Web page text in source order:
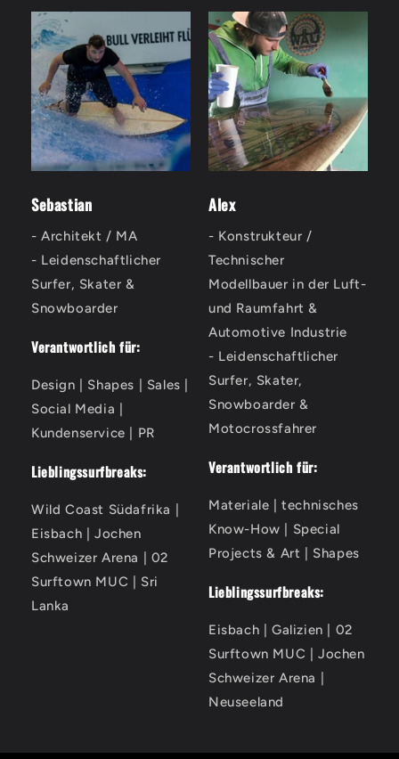
Sebastian
- Architekt / MA
- Leidenschaftlicher
Surfer, Skater &
Snowboarder
Verantwortlich für:
Design | Shapes | Sales |
Social Media |
Kundenservice | PR
Lieblingssurfbreaks:
Wild Coast Südafrika |
Eisbach | Jochen
Schweizer Arena | 02
Surftown MUC | Sri
Lanka
Alex
- Konstrukteur /
Technischer
Modellbauer in der Luft-
und Raumfahrt &
Automotive Industrie
- Leidenschaftlicher
Surfer, Skater,
Snowboarder &
Motocrossfahrer
Verantwortlich für:
Materiale | technisches
Know-How | Special
Projects & Art | Shapes
Lieblingssurfbreaks:
Eisbach | Galizien | 02
Surftown MUC | Jochen
Schweizer Arena |
Neuseeland